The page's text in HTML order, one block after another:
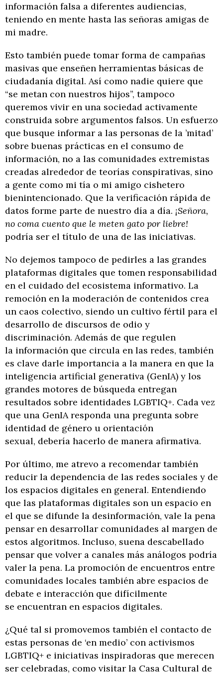
información falsa a diferentes audiencias,
teniendo en mente hasta las señoras amigas de
mi madre.
Esto también puede tomar forma de campañas
masivas que enseñen herramientas básicas de
ciudadanía digital. Así como nadie quiere que
“se metan con nuestros hijos”, tampoco
queremos vivir en una sociedad activamente
construida sobre argumentos falsos. Un esfuerzo
que busque informar a las personas de la ’mitad’
sobre buenas prácticas en el consumo de
información, no a las comunidades extremistas
creadas alrededor de teorías conspirativas, sino
a gente como mi tía o mi amigo cishetero
bienintencionado. Que la verificación rápida de
datos forme parte de nuestro día a día. ¡Señora,
no coma cuento que le meten gato por liebre!
podría ser el título de una de las iniciativas.
No dejemos tampoco de pedirles a las grandes
plataformas digitales que tomen responsabilidad
en el cuidado del ecosistema informativo. La
remoción en la moderación de contenidos crea
un caos colectivo, siendo un cultivo fértil para el
desarrollo de discursos de odio y
discriminación. Además de que regulen
la información que circula en las redes, también
es clave darle importancia a la manera en que la
inteligencia artificial generativa (GenIA) y los
grandes motores de búsqueda entregan
resultados sobre identidades LGBTIQ+. Cada vez
que una GenIA responda una pregunta sobre
identidad de género u orientación
sexual, debería hacerlo de manera afirmativa.
Por último, me atrevo a recomendar también
reducir la dependencia de las redes sociales y de
los espacios digitales en general. Entendiendo
que las plataformas digitales son un espacio en
el que se difunde la desinformación, vale la pena
pensar en desarrollar comunidades al margen de
estos algoritmos. Incluso, suena descabellado
pensar que volver a canales más análogos podría
valer la pena. La promoción de encuentros entre
comunidades locales también abre espacios de
debate e interacción que difícilmente
se encuentran en espacios digitales.
¿Qué tal si promovemos también el contacto de
estas personas de ‘en medio’ con activismos
LGBTIQ+ e iniciativas inspiradoras que merecen
ser celebradas, como visitar la Casa Cultural de